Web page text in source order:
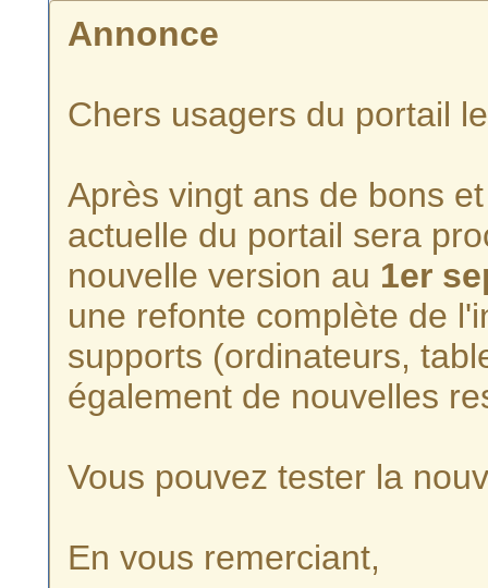
Annonce
Chers usagers du portail
Après vingt ans de bons
actuelle du portail sera
nouvelle version au 1er
une refonte complète de
supports (ordinateurs,
également de nouvelles
Vous pouvez tester la
En vous remerciant,